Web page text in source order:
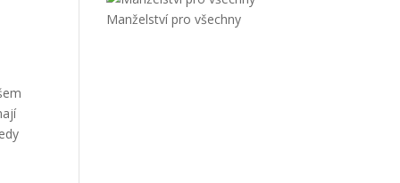
Manželství pro všechny